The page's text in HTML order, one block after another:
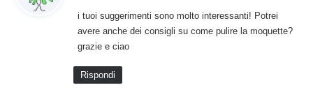
e
t
t
i tuoi suggerimenti sono molto interessanti! Potrei
avere anche dei consigli su come pulire la moquette?
grazie e ciao
Rispondi